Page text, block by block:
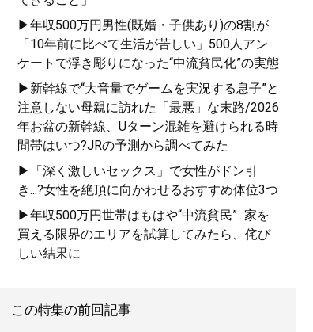
▶年収500万円男性(既婚・子供あり)の8割が
「10年前に比べて生活が苦しい」500人アン
ケートで浮き彫りになった“中流貧民化”の実態
▶新幹線で“大音量でゲームを実況する息子”と
注意しない母親に訪れた「最悪」な末路/2026
年お盆の新幹線、Uターン混雑を避けられる時
間帯はいつ?JRの予測から調べてみた
▶「深く激しいセックス」で女性がドン引
き...?女性を絶頂に向かわせるおすすめ体位3つ
▶年収500万円世帯はもはや“中流貧民”...家を
買える限界のエリアを試算してみたら、侘び
しい結果に
この特集の前回記事